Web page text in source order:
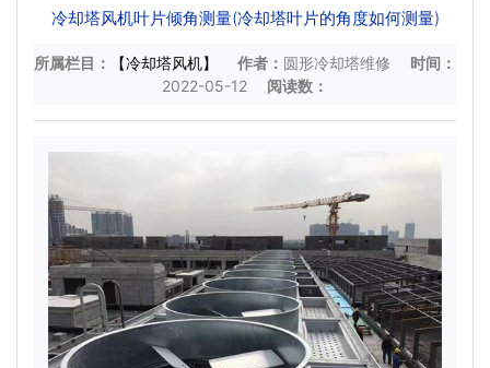
冷却塔风机叶片倾角测量(冷却塔叶片的角度如何测量)
所属栏目： 【冷却塔风机】 作者： 圆形冷却塔维修
时间：
2022-05-12
阅读数：